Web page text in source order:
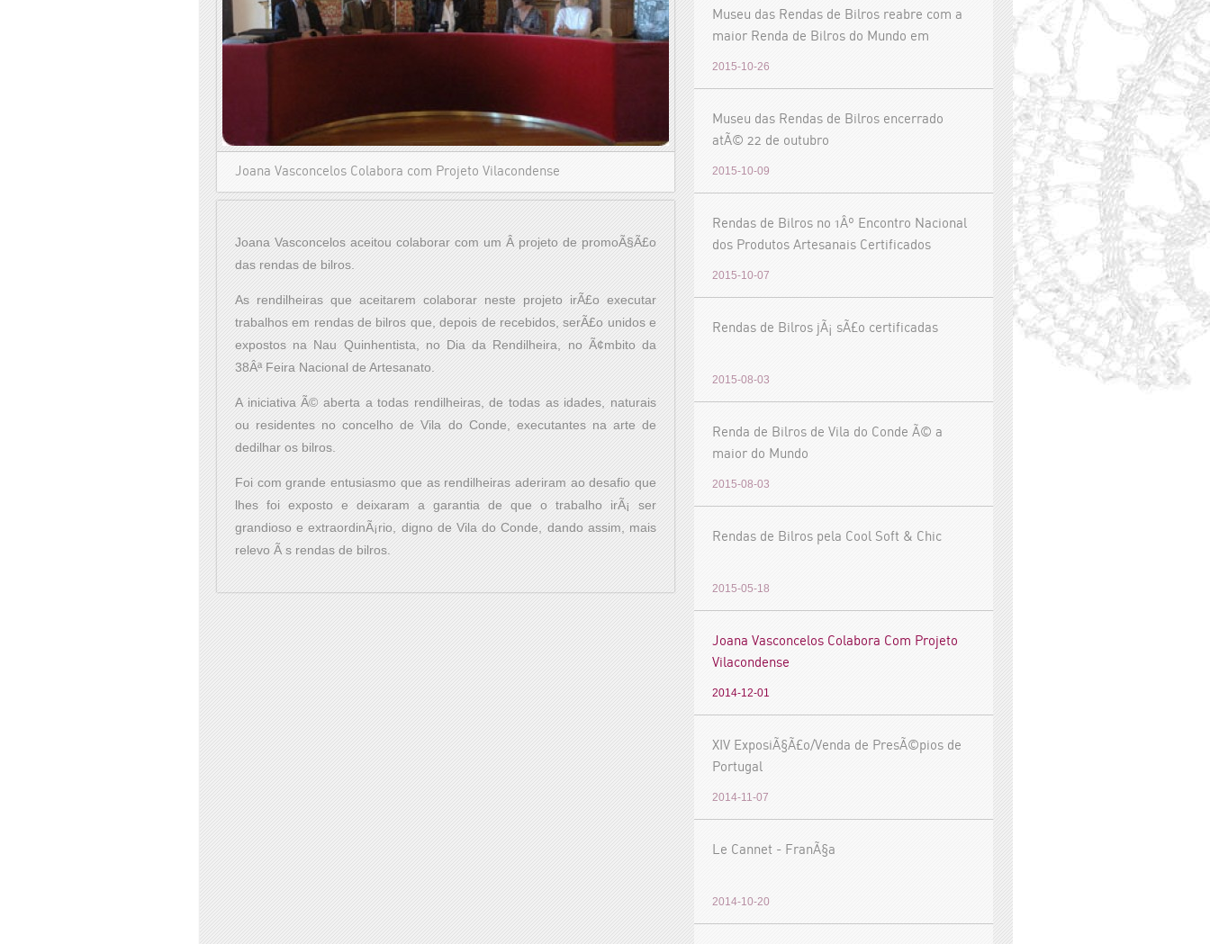
Joana Vasconcelos Colabora com Projeto Vilacondense
Joana Vasconcelos aceitou colaborar com um Â projeto de promoÃ§Ã£o
das rendas de bilros.
As rendilheiras que aceitarem colaborar neste projeto irÃ£o executar
trabalhos em rendas de bilros que, depois de recebidos, serÃ£o unidos e
expostos na Nau Quinhentista, no Dia da Rendilheira, no Ã¢mbito da
38Âª Feira Nacional de Artesanato.
A iniciativa Ã© aberta a todas rendilheiras, de todas as idades, naturais
ou residentes no concelho de Vila do Conde, executantes na arte de
dedilhar os bilros.
Foi com grande entusiasmo que as rendilheiras aderiram ao desafio que
lhes foi exposto e deixaram a garantia de que o trabalho irÃ¡ ser
grandioso e extraordinÃ¡rio, digno de Vila do Conde, dando assim, mais
relevo Ã s rendas de bilros.
Museu das Rendas de Bilros reabre com a
maior Renda de Bilros do Mundo em
2015-10-26
Museu das Rendas de Bilros encerrado
atÃ© 22 de outubro
2015-10-09
Rendas de Bilros no 1Âº Encontro Nacional
dos Produtos Artesanais Certificados
2015-10-07
Rendas de Bilros jÃ¡ sÃ£o certificadas
2015-08-03
Renda de Bilros de Vila do Conde Ã© a
maior do Mundo
2015-08-03
Rendas de Bilros pela Cool Soft & Chic
2015-05-18
Joana Vasconcelos Colabora Com Projeto
Vilacondense
2014-12-01
XIV ExposiÃ§Ã£o/Venda de PresÃ©pios de
Portugal
2014-11-07
Le Cannet - FranÃ§a
2014-10-20